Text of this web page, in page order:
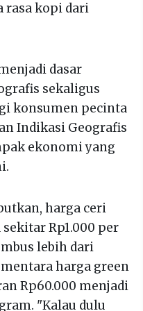
rasa kopi dari
dasar
sekaligus
konsumen pecinta
Indikasi Geografis
ekonomi yang
harga ceri
Rp1.000 per
lebih dari
harga green
Rp60.000 menjadi
"Kalau dulu